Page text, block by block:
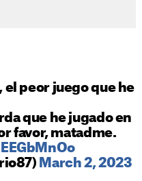
el peor juego que he
que he jugado en
favor, matadme.
March 2, 2023